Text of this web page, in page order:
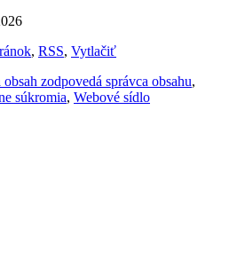
, RSS, Vytlačiť
obsah zodpovedá správca obsahu,
súkromia, Webové sídlo